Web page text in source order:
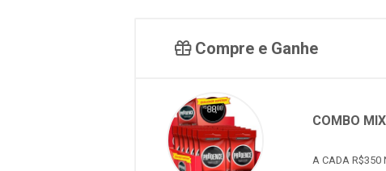
Compre e Ganhe
COMBO
A CADA R$350